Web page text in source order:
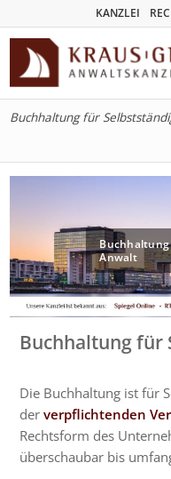
KANZLEI
Buchhaltung für
Anwalt
Buchhaltung für
Die Buchhaltung ist für
der verpflichtenden
Rechtsform des
überschaubar bis